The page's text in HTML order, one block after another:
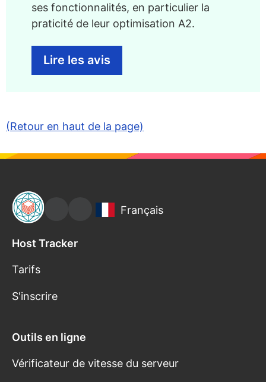
ses fonctionnalités, en particulier la
praticité de leur optimisation A2.
Lire les avis
(Retour en haut de la page)
Host Tracker
Tarifs
S'inscrire
Outils en ligne
Vérificateur de vitesse du serveur
Français